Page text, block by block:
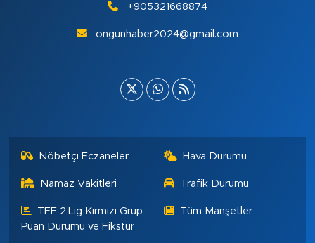
+905321668874
ongunhaber2024@gmail.com
Nöbetçi Eczaneler Hava Durumu
Namaz Vakitleri Trafik Durumu
TFF 2.Lig Kırmızı Grup
Puan Durumu ve Fikstür
Tüm Manşetler